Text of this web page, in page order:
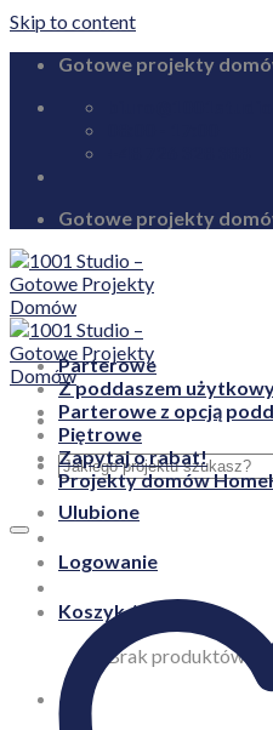
Skip to content
Gotowe projekty
Gotowe projekty
Ulubione
Logowanie
Koszyk /0,00
Brak produktów w
Parterowe
Z poddaszem
Parterowe z opcją
Piętrowe
Zapytaj o rabat!
Projekty domów